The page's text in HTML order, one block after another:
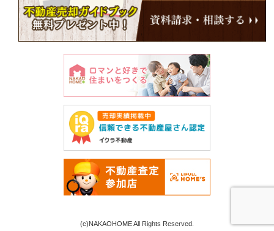
(c)NAKAOHOME All Rights Reserved.